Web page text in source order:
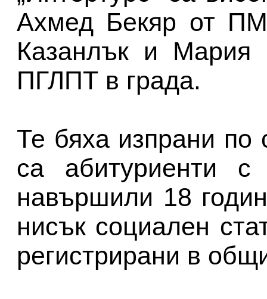
Ахмед Бекяр от
Казанлък и Мария
ПГЛПТ в града.
Те бяха изпрани по
са абитуриенти
навършили 18
нисък социален
регистрирани в